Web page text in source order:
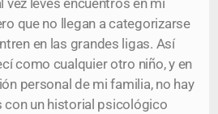
leves encuentros en mi
que no llegan a categorizarse
en las grandes ligas. Así
como cualquier otro niño, y en
personal de mi familia, no hay
con un historial psicológico